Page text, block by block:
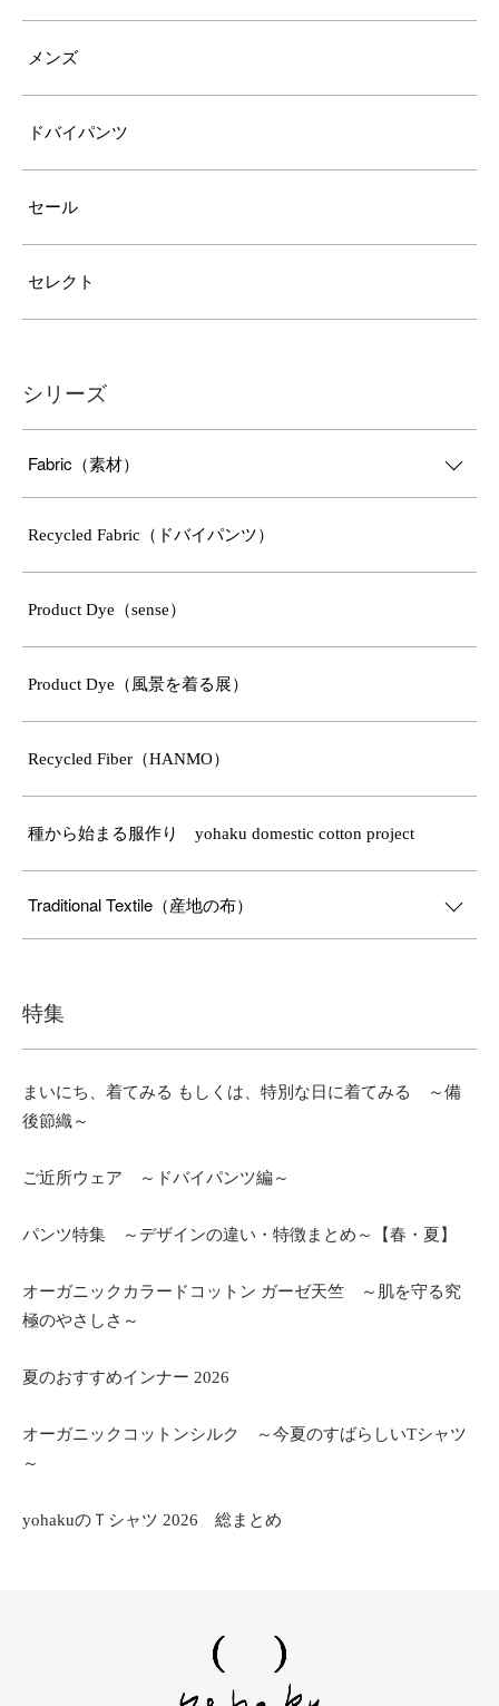
メンズ
ドバイパンツ
セール
セレクト
シリーズ
Fabric（素材）
Recycled Fabric（ドバイパンツ）
Product Dye（sense）
Product Dye（風景を着る展）
Recycled Fiber（HANMO）
種から始まる服作り yohaku domestic cotton project
Traditional Textile（産地の布）
特集
まいにち、着てみる もしくは、特別な日に着てみる ～備
後節織～
ご近所ウェア ～ドバイパンツ編～
パンツ特集 ～デザインの違い・特徴まとめ～【春・夏】
オーガニックカラードコットン ガーゼ天竺 ～肌を守る究
極のやさしさ～
夏のおすすめインナー 2026
オーガニックコットンシルク ～今夏のすばらしいTシャツ
～
yohakuのＴシャツ 2026 総まとめ